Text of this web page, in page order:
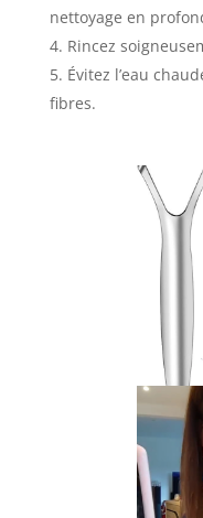
nettoyage en
Rincez
Évitez l’eau
fibres.